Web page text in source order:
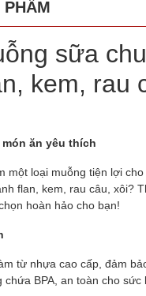
PHẨM
sữa
kem, rau
ăn yêu thích
một loại muỗng tiện lợi
flan, kem, rau câu, xôi?
hoàn hảo cho bạn!
từ nhựa cao cấp, đảm
chứa BPA, an toàn cho